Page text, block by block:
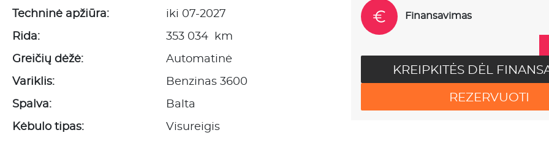
Techninė apžiūra: iki 07-2027
Rida: 353 034 km
Greičių dėžė: Automatinė
Variklis: Benzinas 3600
Spalva: Balta
Kėbulo tipas: Visureigis
Finansavimas
KREIPKITĖS DĖL
REZERVUOTI